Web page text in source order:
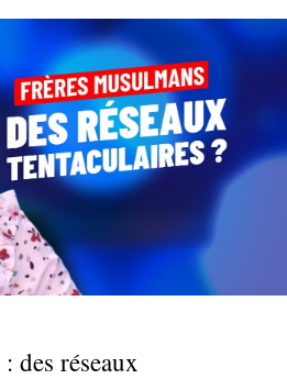
des réseaux